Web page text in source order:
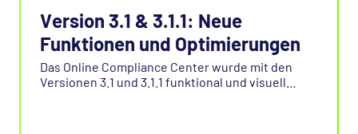
Version 3.1 & 3.1.1: Neue
Funktionen und Optimierungen
Das Online Compliance Center wurde mit den
Versionen 3.1 und 3.1.1 funktional und visuell